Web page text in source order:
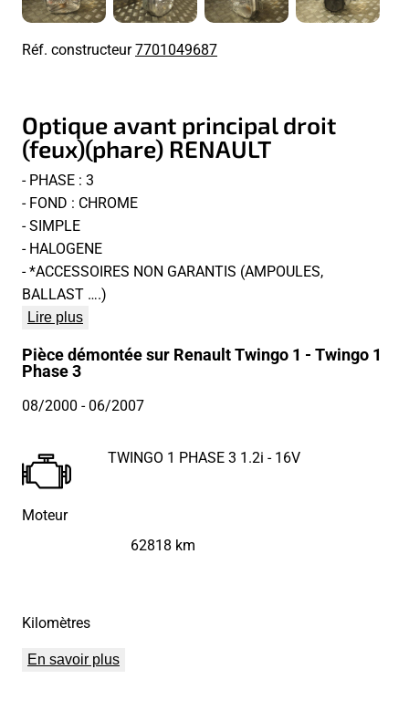
Réf. constructeur7701049687
Optique avant principal droit
(feux)(phare) RENAULT
- PHASE : 3
- FOND : CHROME
- SIMPLE
- HALOGENE
- *ACCESSOIRES NON GARANTIS (AMPOULES,
BALLAST ….)
Lire plus
Pièce démontée sur Renault Twingo 1 - Twingo 1
Phase 3
08/2000 - 06/2007
Moteur
TWINGO 1 PHASE 3 1.2i - 16V
Kilomètres
62818 km
En savoir plus